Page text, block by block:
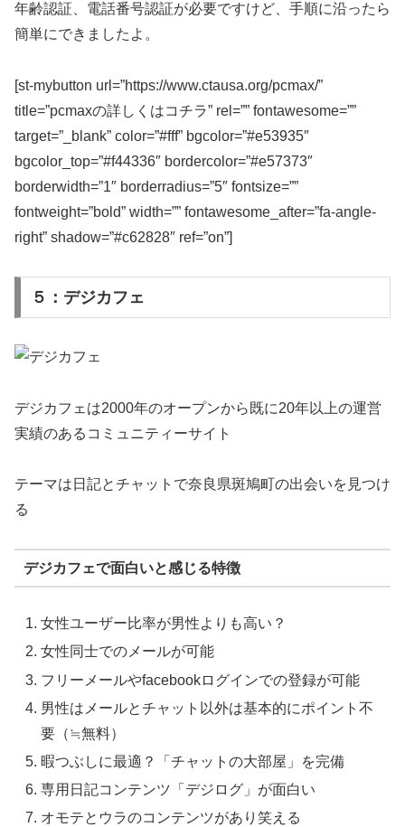
年齢認証、電話番号認証が必要ですけど、手順に沿ったら
簡単にできましたよ。
[st-mybutton url=”https://www.ctausa.org/pcmax/”
title=”pcmaxの詳しくはコチラ” rel=”” fontawesome=””
target=”_blank” color=”#fff” bgcolor=”#e53935″
bgcolor_top=”#f44336″ bordercolor=”#e57373″
borderwidth=”1″ borderradius=”5″ fontsize=””
fontweight=”bold” width=”” fontawesome_after=”fa-angle-
right” shadow=”#c62828″ ref=”on”]
５：デジカフェ
デジカフェは2000年のオープンから既に20年以上の運営
実績のあるコミュニティーサイト
テーマは日記とチャットで奈良県斑鳩町の出会いを見つけ
る
デジカフェで面白いと感じる特徴
女性ユーザー比率が男性よりも高い？
女性同士でのメールが可能
フリーメールやfacebookログインでの登録が可能
男性はメールとチャット以外は基本的にポイント不
要（≒無料）
暇つぶしに最適？「チャットの大部屋」を完備
専用日記コンテンツ「デジログ」が面白い
オモテとウラのコンテンツがあり笑える